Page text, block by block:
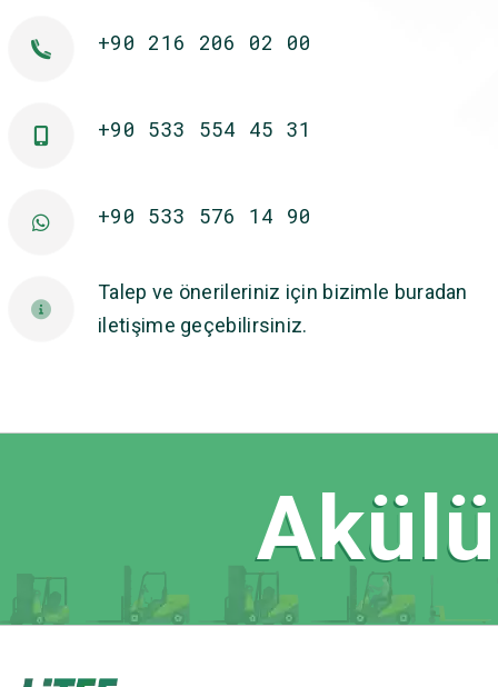
+90 216 206 02 00
+90 533 554 45 31
+90 533 576 14 90
Talep ve önerileriniz için bizimle buradan
iletişime geçebilirsiniz.